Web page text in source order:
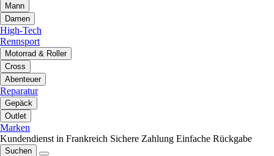
Mann
Damen
High-Tech
Rennsport
Motorrad & Roller
Cross
Abenteuer
Reparatur
Gepäck
Outlet
Marken
Kundendienst in Frankreich Sichere Zahlung Einfache Rückgabe
Suchen